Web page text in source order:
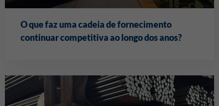
O que faz uma cadeia de fornecimento
continuar competitiva ao longo dos anos?